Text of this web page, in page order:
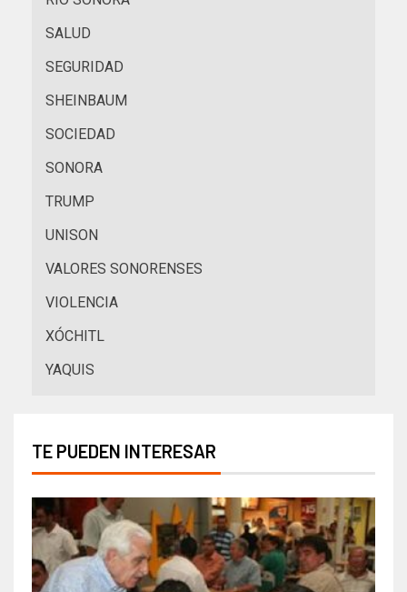
SALUD
SEGURIDAD
SHEINBAUM
SOCIEDAD
SONORA
TRUMP
UNISON
VALORES SONORENSES
VIOLENCIA
XÓCHITL
YAQUIS
TE PUEDEN INTERESAR